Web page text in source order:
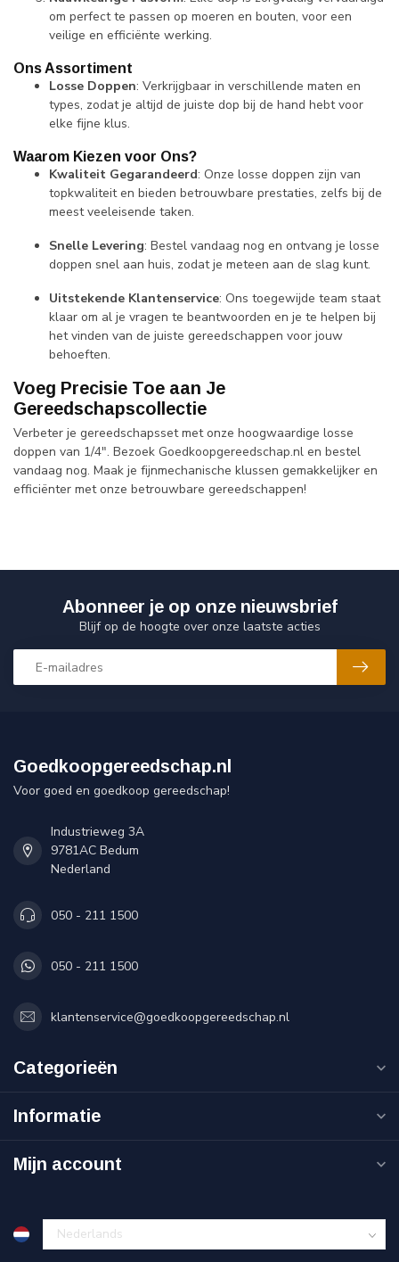
om perfect te passen op moeren en bouten, voor een
veilige en efficiënte werking.
Ons Assortiment
Losse Doppen: Verkrijgbaar in verschillende maten en
types, zodat je altijd de juiste dop bij de hand hebt voor
elke fijne klus.
Waarom Kiezen voor Ons?
Kwaliteit Gegarandeerd: Onze losse doppen zijn van
topkwaliteit en bieden betrouwbare prestaties, zelfs bij de
meest veeleisende taken.
Snelle Levering: Bestel vandaag nog en ontvang je losse
doppen snel aan huis, zodat je meteen aan de slag kunt.
Uitstekende Klantenservice: Ons toegewijde team staat
klaar om al je vragen te beantwoorden en je te helpen bij
het vinden van de juiste gereedschappen voor jouw
behoeften.
Voeg Precisie Toe aan Je
Gereedschapscollectie
Verbeter je gereedschapsset met onze hoogwaardige losse
doppen van 1/4". Bezoek Goedkoopgereedschap.nl en bestel
vandaag nog. Maak je fijnmechanische klussen gemakkelijker en
efficiënter met onze betrouwbare gereedschappen!
Abonneer je op onze nieuwsbrief
Blijf op de hoogte over onze laatste acties
Goedkoopgereedschap.nl
Voor goed en goedkoop gereedschap!
Industrieweg 3A
9781AC Bedum
Nederland
050 - 211 1500
050 - 211 1500
klantenservice@goedkoopgereedschap.nl
Categorieën
Informatie
Mijn account